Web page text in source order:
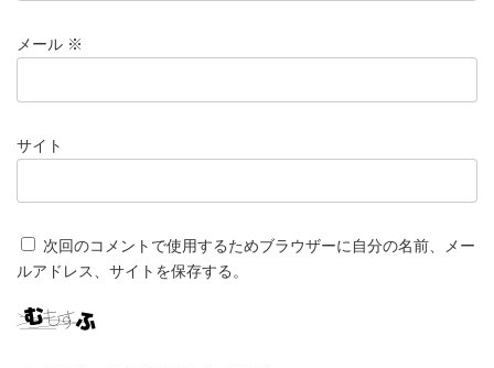
メール ※
サイト
次回のコメントで使用するためブラウザーに自分の名前、メー
ルアドレス、サイトを保存する。